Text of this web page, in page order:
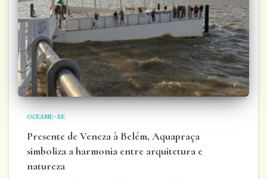
OCEANE-SE
Presente de Veneza à Belém, Aquapraça
simboliza a harmonia entre arquitetura e
natureza